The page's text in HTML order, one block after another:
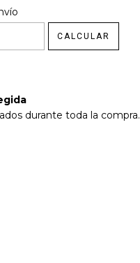
CALCULAR
durante toda la compra.